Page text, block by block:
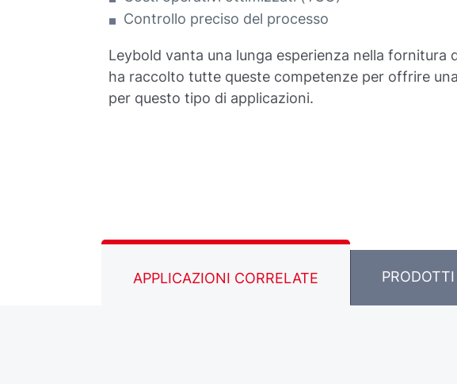
Controllo preciso del processo
Leybold vanta una lunga esperienza nella
ha raccolto tutte queste competenze per offrire
per questo tipo di applicazioni.
APPLICAZIONI CORRELATE